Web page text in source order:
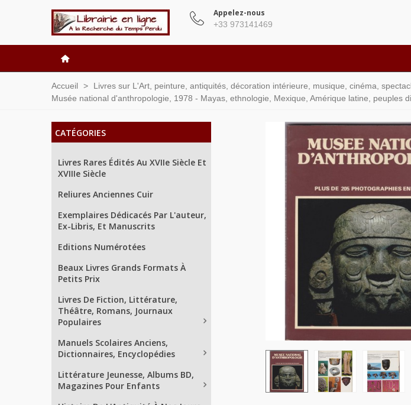
Appelez-nous
+33 973141469
Accueil > Livres sur L'Art, peinture, antiquités, décoration intérieure, musique, cinéma,
Musée national d'anthropologie, 1978 - Mayas, ethnologie, Mexique, Amérique latine, peuples
CATÉGORIES
Livres Rares Édités Au XVIIe Siècle Et
XVIIIe Siècle
Reliures Anciennes Cuir
Exemplaires Dédicacés Par L'auteur,
Ex-Libris, Et Manuscrits
Editions Numérotées
Beaux Livres Grands Formats À
Petits Prix
Livres De Fiction, Littérature,
Théâtre, Romans, Journaux
Populaires
Manuels Scolaires Anciens,
Dictionnaires, Encyclopédies
Littérature Jeunesse, Albums BD,
Magazines Pour Enfants